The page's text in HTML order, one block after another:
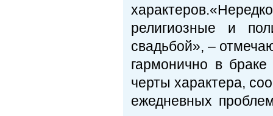
религиозные и
свадьбой», –
гармонично в
черты характера,
ежедневных